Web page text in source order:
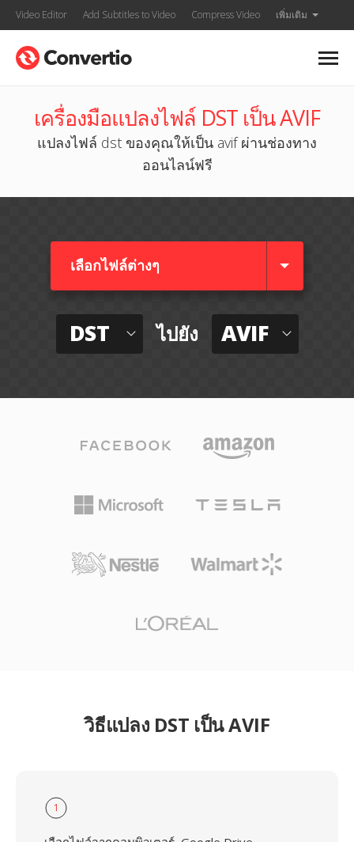
Video Editor Add Subtitles to Video Compress Video เพิ่มเติม
เครื่องมือแปลงไฟล์ DST เป็น AVIF
แปลงไฟล์ dst ของคุณให้เป็น avif ผ่านช่องทาง
ออนไลน์ฟรี
เลือกไฟล์ต่างๆ​
DST ไปยัง AVIF
วิธีแปลง DST เป็น AVIF
1